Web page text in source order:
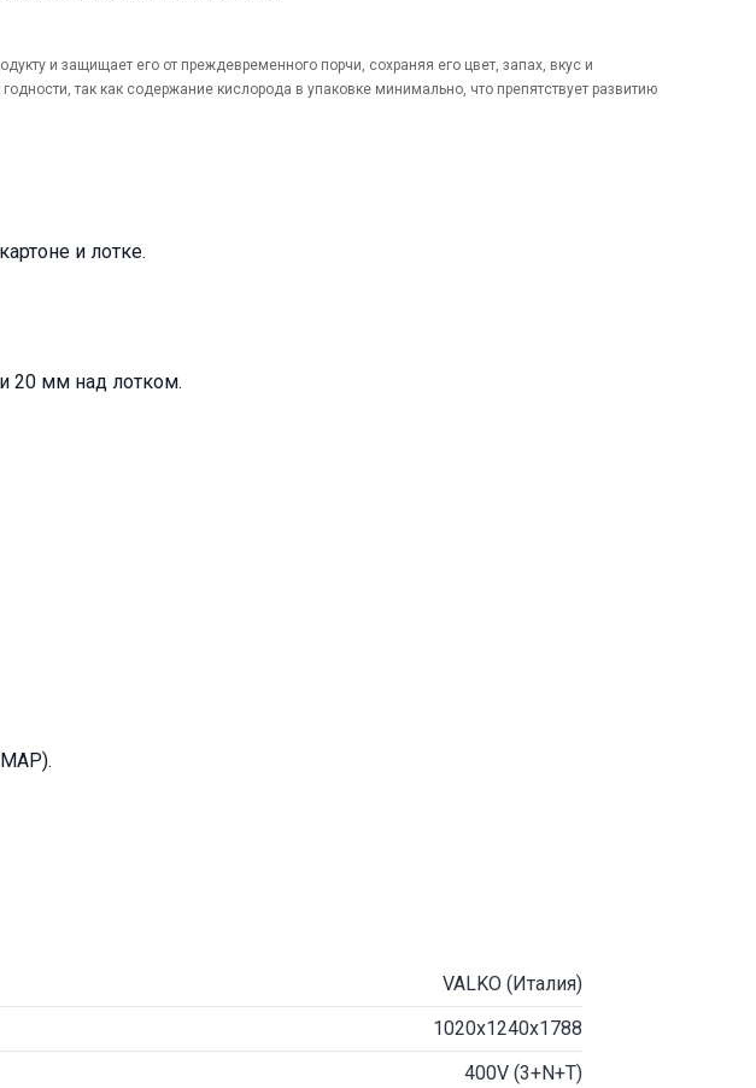
и защищает его от преждевременного порчи, сохраняя его цвет, запах, вкус и
так как содержание кислорода в упаковке минимально, что препятствует развитию
и лотке.
20 мм над лотком.
VALKO (Италия)
1020х1240х1788
400V (3+N+T)